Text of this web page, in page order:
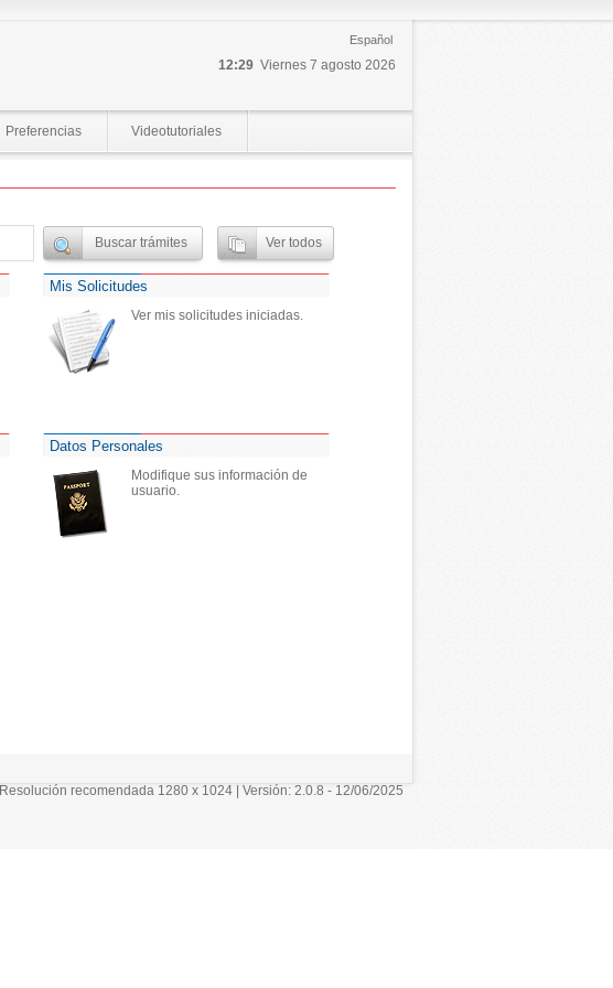
Español
12:29 Viernes 7 agosto 2026
Preferencias Videotutoriales
Mis Solicitudes
Ver mis solicitudes iniciadas.
Datos Personales
Modifique sus información de
usuario.
Resolución recomendada 1280 x 1024 | Versión: 2.0.8 - 12/06/2025